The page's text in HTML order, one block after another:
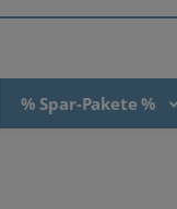
% Spar-Pakete %